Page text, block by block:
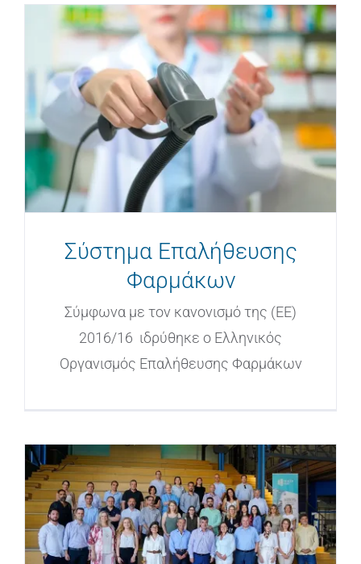
Σύστημα Επαλήθευσης
Φαρμάκων
Σύμφωνα με τον κανονισμό της (ΕΕ)
2016/16 ιδρύθηκε ο Ελληνικός
Οργανισμός Επαλήθευσης Φαρμάκων